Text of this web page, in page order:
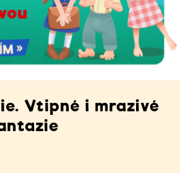
Vtipné i mrazivé